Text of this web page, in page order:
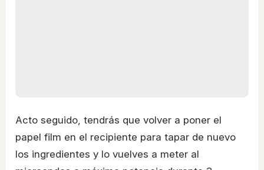
Acto seguido, tendrás que volver a poner el
papel film en el recipiente para tapar de nuevo
los ingredientes y lo vuelves a meter al